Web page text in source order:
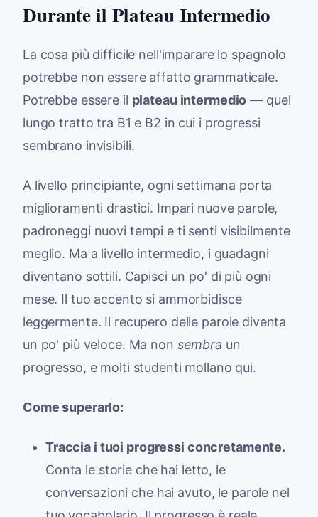
Durante il Plateau Intermedio
La cosa più difficile nell'imparare lo spagnolo
potrebbe non essere affatto grammaticale.
Potrebbe essere il plateau intermedio — quel
lungo tratto tra B1 e B2 in cui i progressi
sembrano invisibili.
A livello principiante, ogni settimana porta
miglioramenti drastici. Impari nuove parole,
padroneggi nuovi tempi e ti senti visibilmente
meglio. Ma a livello intermedio, i guadagni
diventano sottili. Capisci un po' di più ogni
mese. Il tuo accento si ammorbidisce
leggermente. Il recupero delle parole diventa
un po' più veloce. Ma non sembra un
progresso, e molti studenti mollano qui.
Come superarlo:
Traccia i tuoi progressi concretamente.
Conta le storie che hai letto, le
conversazioni che hai avuto, le parole nel